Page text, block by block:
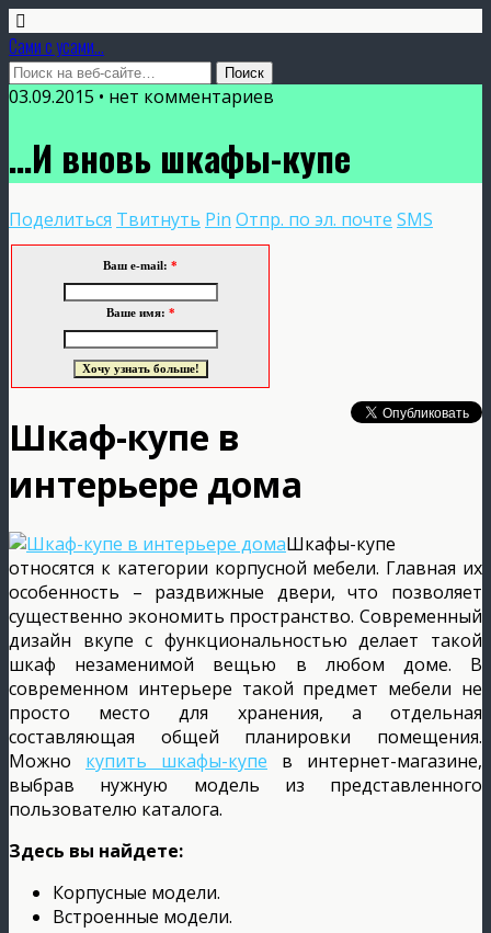
Сами с усами...
03.09.2015 • нет комментариев
…И вновь шкафы-купе
Поделиться Твитнуть Pin Отпр. по эл. почте SMS
Ваш e-mail: *
Ваше имя: *
Шкаф-купе в
интерьере дома
Шкафы-купе
относятся к категории корпусной мебели. Главная их
особенность – раздвижные двери, что позволяет
существенно экономить пространство. Современный
дизайн вкупе с функциональностью делает такой
шкаф незаменимой вещью в любом доме. В
современном интерьере такой предмет мебели не
просто место для хранения, а отдельная
составляющая общей планировки помещения.
Можно купить шкафы-купе в интернет-магазине,
выбрав нужную модель из представленного
пользователю каталога.
Здесь вы найдете:
Корпусные модели.
Встроенные модели.